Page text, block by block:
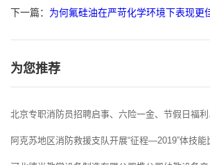
下一篇： 为何氟硅油在严苛化学环境下表现更
为您推荐
北京专职消防员招聘启事、六险一金、节假日福
阿克苏地区消防救援支队开展“征程—2019”体技能